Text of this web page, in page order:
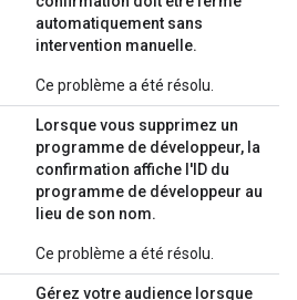
automatiquement sans
intervention manuelle.
Ce problème a été résolu.
Lorsque vous supprimez un
programme de développeur, la
confirmation affiche l'ID du
programme de développeur au
lieu de son nom.
Ce problème a été résolu.
Gérez votre audience lorsque